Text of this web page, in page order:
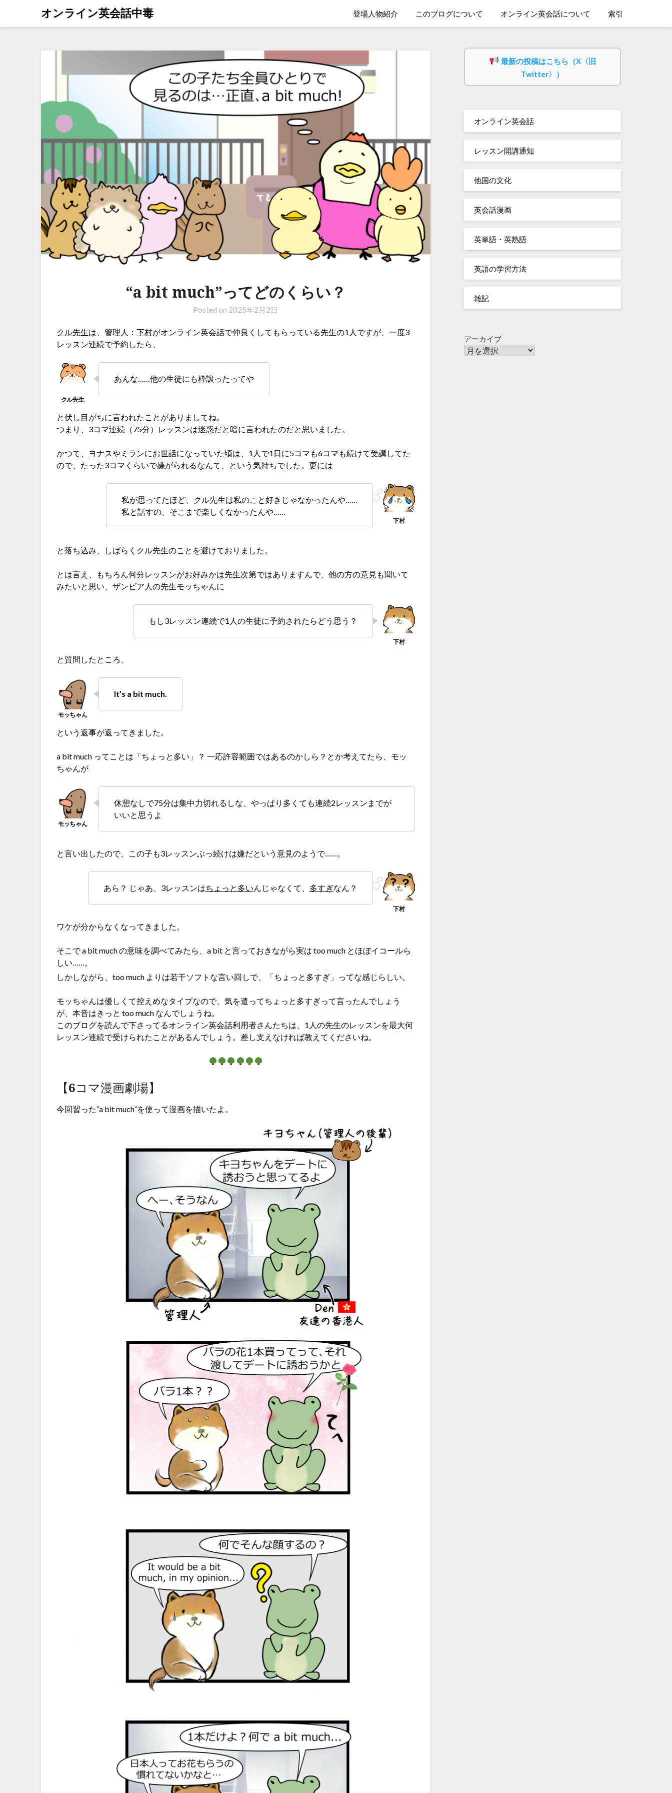
オンライン英会話中毒 登場人物紹介 このブログについて オンライン英会話について 索引
“a bit much”ってどのくらい？
Posted on 2025年2月2日
クル先生は、管理人：下村がオンライン英会話で仲良くしてもらっている先生の1人ですが、一度3
レッスン連続で予約したら、
あんな……他の生徒にも枠譲ったってや
と伏し目がちに言われたことがありましてね。
つまり、3コマ連続（75分）レッスンは迷惑だと暗に言われたのだと思いました。
かつて、 ヨナスや ミランにお世話になっていた頃は、1人で1日に5コマも6コマも続けて受講してた
ので、たった3コマくらいで嫌がられるなんて、という気持ちでした。更には
私が思ってたほど、クル先生は私のこと好きじゃなかったんや……
私と話すの、そこまで楽しくなかったんや……
と落ち込み、しばらくクル先生のことを避けておりました。
とは言え、もちろん何分レッスンがお好みかは先生次第ではありますんで、他の方の意見も聞いて
みたいと思い、ザンビア人の先生モッちゃんに
もし3レッスン連続で1人の生徒に予約されたらどう思う？
と質問したところ、
It’s a bit much.
という返事が返ってきました。
a bit much ってことは「ちょっと多い」？ 一応許容範囲ではあるのかしら？とか考えてたら、モッ
ちゃんが
休憩なしで75分は集中力切れるしな、やっぱり多くても連続2レッスンまでが
いいと思うよ
と言い出したので、この子も3レッスンぶっ続けは嫌だという意見のようで……。
あら？ じゃあ、3レッスンはちょっと多いんじゃなくて、 多すぎなん？
ワケが分からなくなってきました。
そこで a bit much の意味を調べてみたら、a bit と言っておきながら実は too much とほぼイコールら
しい……。
しかしながら、too much よりは若干ソフトな言い回しで、「ちょっと多すぎ
・・
」ってな感じらしい。
モッちゃんは優しくて控えめなタイプなので、気を遣ってちょっと多すぎって言ったんでしょう
が、本音はきっと too much なんでしょうね。
このブログを読んで下さってるオンライン英会話利用者さんたちは、1人の先生のレッスンを最大何
レッスン連続で受けられたことがあるんでしょう。差し支えなければ教えてくださいね。
【6コマ漫画劇場】
今回習った”a bit much”を使って漫画を描いたよ。
最新の投稿はこちら（X〈旧
Twitter〉）
オンライン英会話
レッスン開講通知
他国の文化
英会話漫画
英単語・英熟語
英語の学習方法
雑記
アーカイブ